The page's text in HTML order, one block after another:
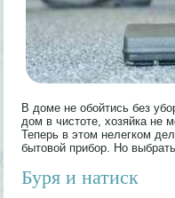
В доме не обойтись без
дом в чистоте, хозяйка не
Теперь в этом нелегком
бытовой прибор. Но
Буря и натиск